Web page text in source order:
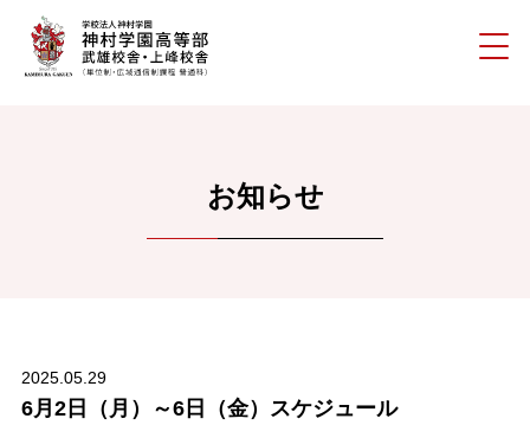
お知らせ
2025.05.29
6月2日（月）～6日（金）スケジュール